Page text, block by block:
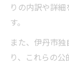
りの内訳や詳
す。
また、伊丹市
り、これらの